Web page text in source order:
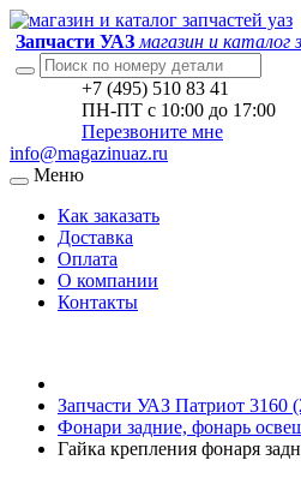
Запчасти УАЗ магазин и каталог
+7 (495) 510 83 41
ПН-ПТ с 10:00 до 17:00
Перезвоните мне
info@magazinuaz.ru
Меню
Как заказать
Доставка
Оплата
О компании
Контакты
Запчасти УАЗ Патриот 3160
Фонари задние, фонарь
Гайка крепления фонаря